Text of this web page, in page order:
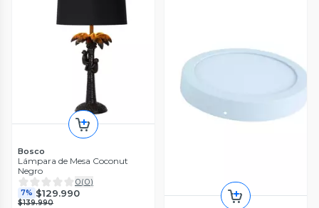
Bosco
Lámpara de Mesa Coconut
Negro
0(0)
7% $129.990
$139.990